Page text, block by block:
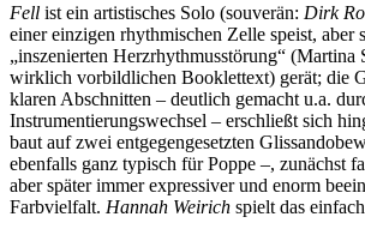
Fell ist ein artistisches Solo (souverän: Dirk
einer einzigen rhythmischen Zelle speist, aber
„inszenierten Herzrhythmusstörung“ (Martina
wirklich vorbildlichen Booklettext) gerät; die
klaren Abschnitten – deutlich gemacht u.a.
Instrumentierungswechsel – erschließt sich
baut auf zwei entgegengesetzten
ebenfalls ganz typisch für Poppe –, zunächst
aber später immer expressiver und enorm
Farbvielfalt. Hannah Weirich spielt das